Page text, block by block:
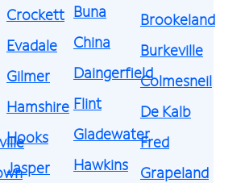
Crockett
Evadale
Gilmer
Hamshire
Hooks
Jasper
Buna
China
Daingerfield
Flint
Gladewater
Hawkins
Brookeland
Burkeville
Colmesneil
De Kalb
Fred
Grapeland